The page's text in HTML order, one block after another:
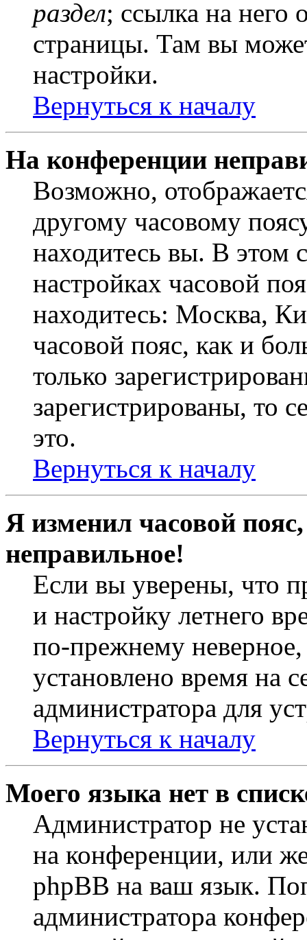
раздел; ссылка на него
страницы. Там вы
настройки.
Вернуться к началу
На конференции
Возможно,
другому часовому
находитесь вы. В этом
настройках часовой
находитесь: Москва,
часовой пояс, как и
только
зарегистрированы, то
это.
Вернуться к началу
Я изменил часовой
неправильное!
Если вы уверены, что
и настройку летнего
по-прежнему неверное,
установлено время на
администратора для
Вернуться к началу
Моего языка нет в
Администратор не
на конференции, или
phpBB на ваш язык.
администратора